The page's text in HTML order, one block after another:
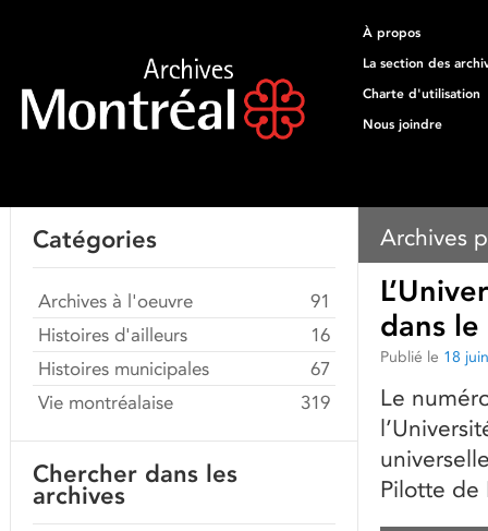
À propos
La section des
Charte d'utilisation
Nous joindre
Archives
dans
Publié le 18
Le
Pilotte de
Catégories
Archives à l'oeuvre
91
Histoires d'ailleurs
16
Histoires municipales
67
Vie montréalaise
319
Chercher dans les
archives